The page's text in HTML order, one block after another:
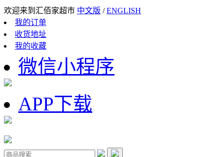
欢迎来到汇佰家超市 中文版 /ENGLISH
我的订单
收货地址
我的收藏
微信小程序
APP下载